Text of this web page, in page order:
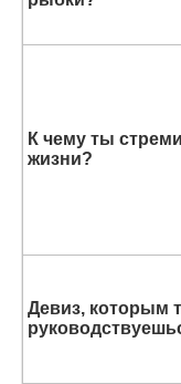
К чему ты
жизни?
Девиз, которым